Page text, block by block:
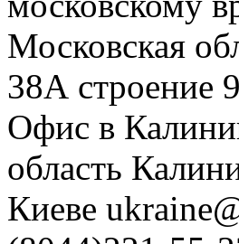
Московская
38А строение 9
Офис в
область
Киеве